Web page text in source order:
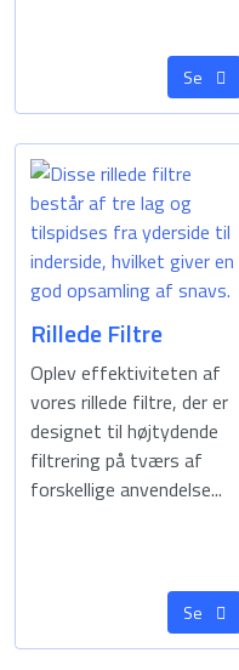
Se
Rillede Filtre
Oplev effektiviteten af
vores rillede filtre, der er
designet til højtydende
filtrering på tværs af
forskellige anvendelse...
Se